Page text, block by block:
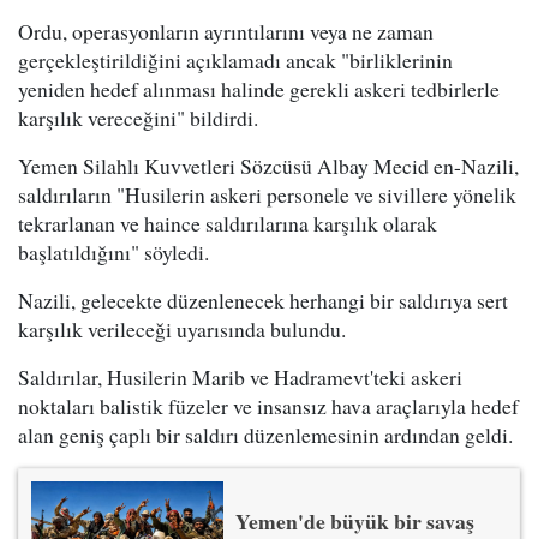
Ordu, operasyonların ayrıntılarını veya ne zaman
gerçekleştirildiğini açıklamadı ancak "birliklerinin
yeniden hedef alınması halinde gerekli askeri tedbirlerle
karşılık vereceğini" bildirdi.
Yemen Silahlı Kuvvetleri Sözcüsü Albay Mecid en-Nazili,
saldırıların "Husilerin askeri personele ve sivillere yönelik
tekrarlanan ve haince saldırılarına karşılık olarak
başlatıldığını" söyledi.
Nazili, gelecekte düzenlenecek herhangi bir saldırıya sert
karşılık verileceği uyarısında bulundu.
Saldırılar, Husilerin Marib ve Hadramevt'teki askeri
noktaları balistik füzeler ve insansız hava araçlarıyla hedef
alan geniş çaplı bir saldırı düzenlemesinin ardından geldi.
Yemen'de büyük bir savaş